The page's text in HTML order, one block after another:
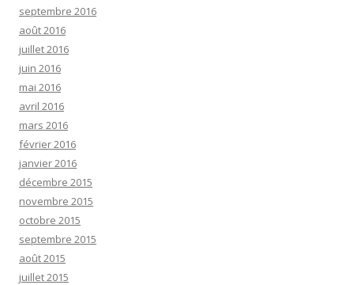
septembre 2016
août 2016
juillet 2016
juin 2016
mai 2016
avril 2016
mars 2016
février 2016
janvier 2016
décembre 2015
novembre 2015
octobre 2015
septembre 2015
août 2015
juillet 2015